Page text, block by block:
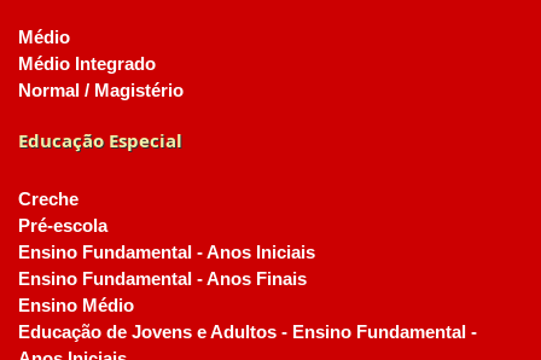
Médio
Médio Integrado
Normal / Magistério
Educação Especial
Creche
Pré-escola
Ensino Fundamental - Anos Iniciais
Ensino Fundamental - Anos Finais
Ensino Médio
Educação de Jovens e Adultos - Ensino Fundamental -